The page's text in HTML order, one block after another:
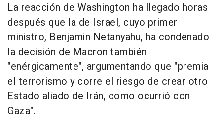
La reacción de Washington ha llegado horas
después que la de Israel, cuyo primer
ministro, Benjamin Netanyahu, ha condenado
la decisión de Macron también
"enérgicamente", argumentando que "premia
el terrorismo y corre el riesgo de crear otro
Estado aliado de Irán, como ocurrió con
Gaza".